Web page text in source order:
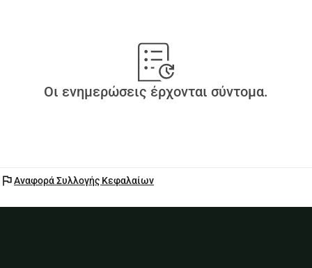
Οι ενημερώσεις έρχονται σύντομα.
flagΑναφορά Συλλογής Κεφαλαίων